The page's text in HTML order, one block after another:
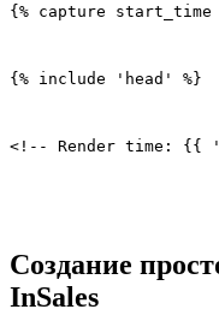
{% capture
{% include 'head' %}
<!-- Render time: {{
Создание
InSales